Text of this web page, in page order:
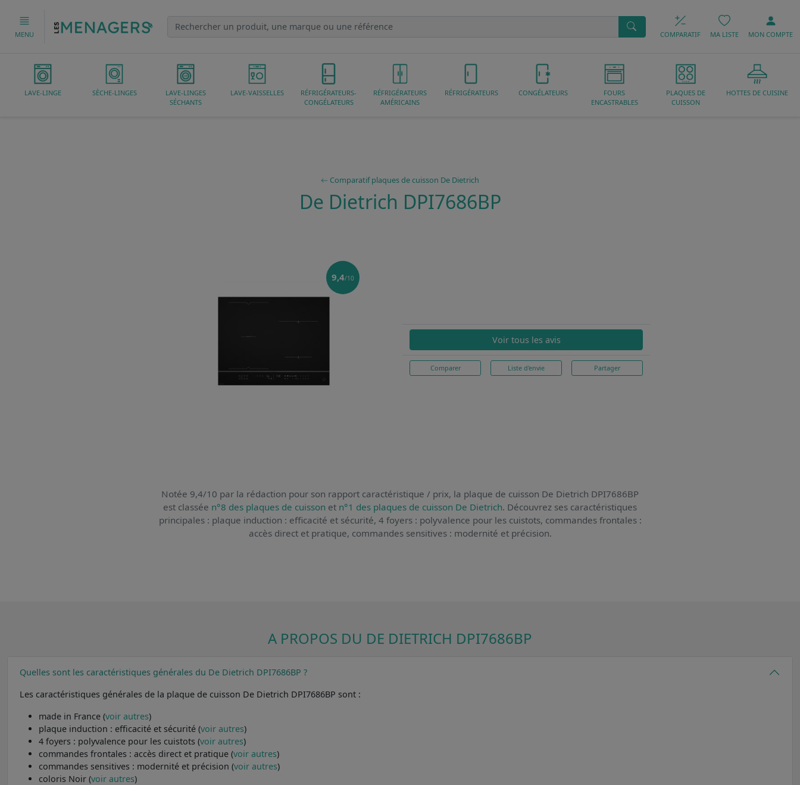
MENU COMPARATIF MA LISTE MON COMPTE
LAVE-LINGE SÈCHE-LINGES
LAVE-LINGES
SÉCHANTS
LAVE-VAISSELLES
RÉFRIGÉRATEURS-
CONGÉLATEURS
RÉFRIGÉRATEURS
AMÉRICAINS
RÉFRIGÉRATEURS CONGÉLATEURS
FOURS
ENCASTRABLES
PLAQUES DE
CUISSON
HOTTES DE CUISINE
Comparatif plaques de cuisson De Dietrich
De Dietrich DPI7686BP
9,4/10
Voir tous les avis
Comparer Liste d'envie Partager
Notée 9,4/10 par la rédaction pour son rapport caractéristique / prix, la plaque de cuisson De Dietrich DPI7686BP
est classée n°8 des plaques de cuisson et n°1 des plaques de cuisson De Dietrich. Découvrez ses caractéristiques
principales : plaque induction : efficacité et sécurité, 4 foyers : polyvalence pour les cuistots, commandes frontales :
accès direct et pratique, commandes sensitives : modernité et précision.
A PROPOS DU DE DIETRICH DPI7686BP
Quelles sont les caractéristiques générales du De Dietrich DPI7686BP ?
Les caractéristiques générales de la plaque de cuisson De Dietrich DPI7686BP sont :
made in France (voir autres)
plaque induction : efficacité et sécurité (voir autres)
4 foyers : polyvalence pour les cuistots (voir autres)
commandes frontales : accès direct et pratique (voir autres)
commandes sensitives : modernité et précision (voir autres)
coloris Noir (voir autres)